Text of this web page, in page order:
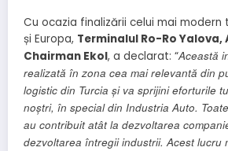
Cu ocazia finalizării celui mai modern
și Europa, Terminalul Ro-Ro Yalova,
Chairman Ekol, a declarat: “Această
realizată în zona cea mai relevantă din
logistic din Turcia și va sprijini eforturile
noștri, în special din Industria Auto.
au contribuit atât la dezvoltarea
dezvoltarea întregii industrii. Acest lucru